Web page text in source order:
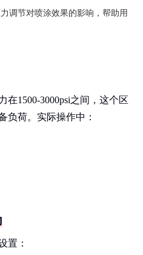
调节对喷涂效果的影响，帮助用
在1500-3000psi之间，这个区
负荷。实际操作中：
置：